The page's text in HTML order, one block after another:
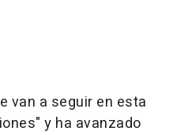
van a seguir en esta
y ha avanzado